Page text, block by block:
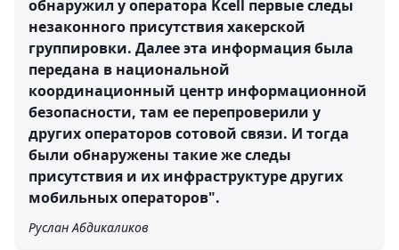
обнаружил у оператора Kcell первые следы
незаконного присутствия хакерской
группировки. Далее эта информация была
передана в национальной
координационный центр информационной
безопасности, там ее перепроверили у
других операторов сотовой связи. И тогда
были обнаружены такие же следы
присутствия и их инфраструктуре других
мобильных операторов".
Руслан Абдикаликов